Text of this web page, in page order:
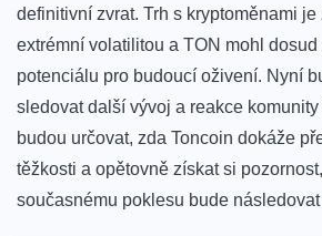
definitivní zvrat. Trh s ​kryptoměnami je
⁤extrémní volatilitou a TON mohl
potenciálu pro‌ budoucí oživení. Nyní
sledovat další vývoj a reakce
budou ​určovat, zda Toncoin dokáže
těžkosti‍ a‍ opětovně získat si
současnému poklesu bude